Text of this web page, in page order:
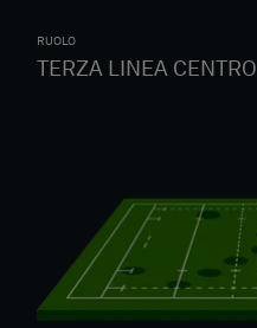
RUOLO
TERZA LINEA CENTRO